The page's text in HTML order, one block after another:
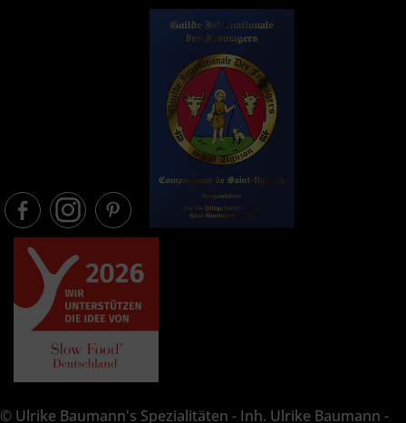
© Ulrike Baumann's Spezialitäten - Inh. Ulrike Baumann -